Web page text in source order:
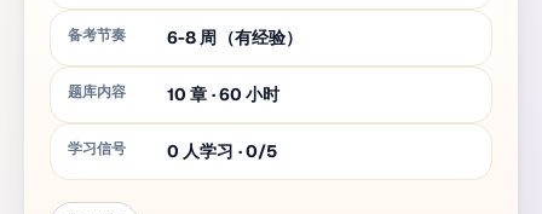
备考节奏 6-8 周（有经验）
题库内容 10 章 ·60 小时
学习信号 0 人学习 · 0/5